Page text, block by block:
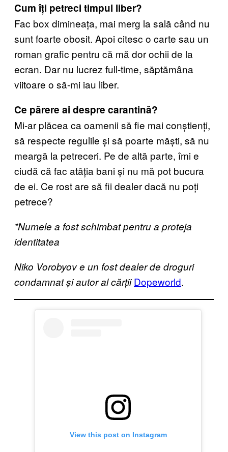
Cum îți petreci timpul liber?
Fac box dimineața, mai merg la sală când nu
sunt foarte obosit. Apoi citesc o carte sau un
roman grafic pentru că mă dor ochii de la
ecran. Dar nu lucrez full-time, săptămâna
viitoare o să-mi iau liber.
Ce părere ai despre carantină?
Mi-ar plăcea ca oamenii să fie mai conștienți,
să respecte regulile și să poarte măști, să nu
meargă la petreceri. Pe de altă parte, îmi e
ciudă că fac atâția bani și nu mă pot bucura
de ei. Ce rost are să fii dealer dacă nu poți
petrece?
*Numele a fost schimbat pentru a proteja
identitatea
Niko Vorobyov e un fost dealer de droguri
condamnat și autor al cărțiiDopeworld.
View this post on Instagram